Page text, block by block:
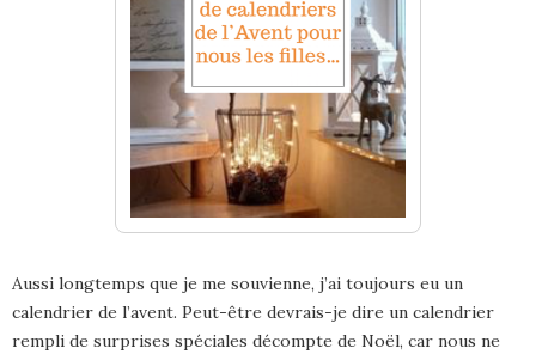
Aussi longtemps que je me souvienne, j’ai toujours eu un
calendrier de l’avent. Peut-être devrais-je dire un calendrier
rempli de surprises spéciales décompte de Noël, car nous ne